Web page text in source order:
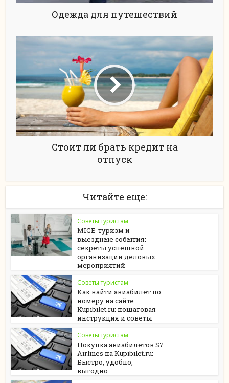
Одежда для путешествий
Стоит ли брать кредит на
отпуск
Читайте еще:
Советы туристам
MICE-туризм и
выездные события:
секреты успешной
организации деловых
мероприятий
Советы туристам
Как найти авиабилет по
номеру на сайте
Kupibilet.ru: пошаговая
инструкция и советы
Советы туристам
Покупка авиабилетов S7
Airlines на Kupibilet.ru:
Быстро, удобно,
выгодно